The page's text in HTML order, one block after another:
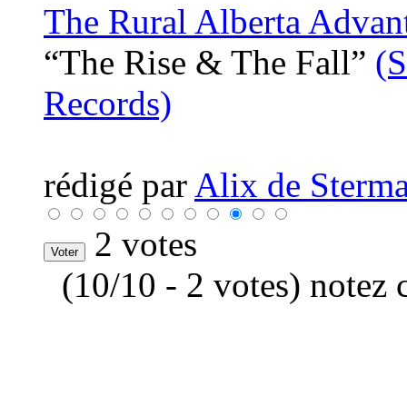
The Rural Alberta
“The Rise & The Fall”
Records)
rédigé par Alix de
2 votes
(10/10 - 2 votes) notez